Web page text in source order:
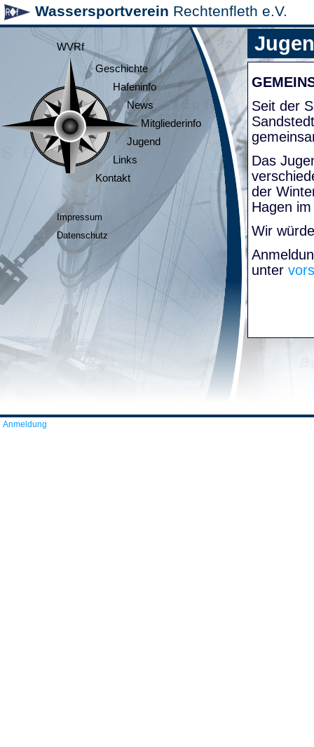
Wassersportverein Rechtenfleth e.V.
WVRf
Geschichte
Hafeninfo
News
Mitgliederinfo
Jugend
Links
Kontakt
Impressum
Datenschutz
Seit der
Das
der
Hagen
Wir
unter
Anmeldung